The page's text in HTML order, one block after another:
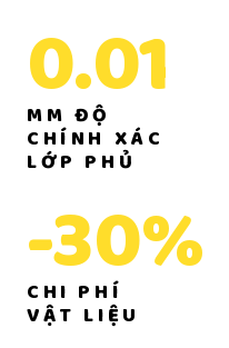
0.01
MM ĐỘ
CHÍNH XÁC
LỚP PHỦ
-30%
CHI PHÍ
VẬT LIỆU